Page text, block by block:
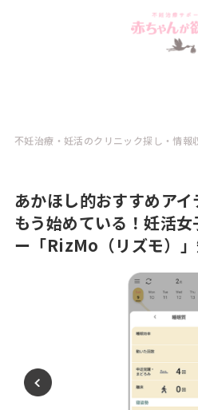
不妊治療・妊活のクリニック探し・情報
あかほし的おすすめア
もう始めている！妊活
ー「RizMo（リズモ）」